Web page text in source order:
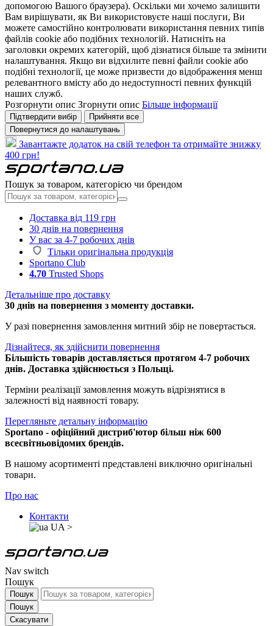
допомогою Вашого браузера). Оскільки ми хочемо залишити
Вам вирішувати, як Ви використовуєте наші послуги, Ви
можете самостійно контролювати використання певних типів
файлів cookie або подібних технологій. Натисніть на
заголовки окремих категорій, щоб дізнатися більше та змінити
налаштування. Якщо ви відхилите певні файли cookie або
подібні технології, це може призвести до відображення менш
релевантного вмісту або до недоступності певних функцій
наших служб.
Розгорнути опис Згорнути опис Більше інформації
Підтвердити вибір
Прийняти все
Повернутися до налаштувань
Завантажте додаток на свій телефон та отримайте знижку
400 грн!
Пошук за товаром, категорією чи брендом
Доставка від 119 грн
30 днів на повернення
У вас за 4-7 робочих днів
Тільки оригінальна продукція
Sportano Club
4.70 Trusted Shops
Детальніше про доставку
30 днів на повернення з моменту доставки.
У разі повернення замовлення митний збір не повертається.
Дізнайтеся, як здійснити повернення
Більшість товарів доставляється протягом 4-7 робочих
днів. Доставка здійснюється з Польщі.
Терміни реалізації замовлення можуть відрізнятися в
залежності від наявності товару.
Перегляньте детальну інформацію
Sportano - офіційний дистриб'ютор більш ніж 600
всесвітньовідомих брендів.
В нашому асортименті представлені виключно оригінальні
товари.
Про нас
Контакти
UA >
Nav switch
Пошук
Пошук
Пошук
Скасувати